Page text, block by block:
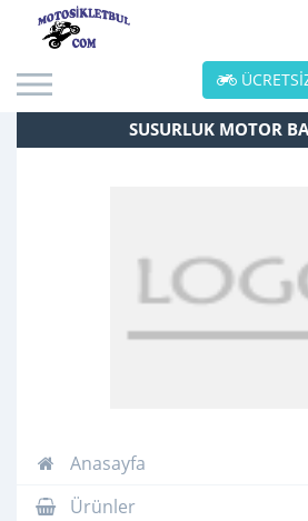
SUSURLUK MOTOR
Anasayfa
Ürünler